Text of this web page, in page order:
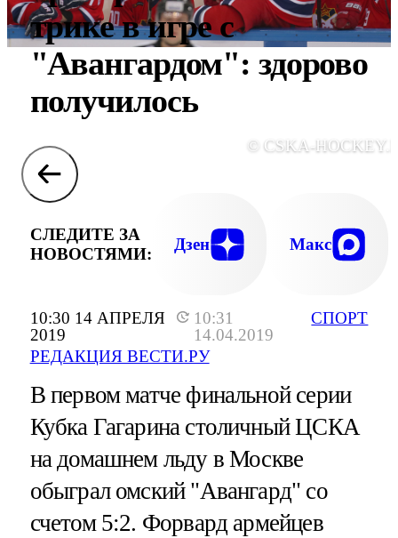
10:30 14 АПРЕЛЯ
2019
10:31
14.04.2019
РЕДАКЦИЯ ВЕСТИ.РУ
СПОРТ
трике в игре с
"Авангардом": здорово
получилось
© CSKA-
СЛЕДИТЕ ЗА
НОВОСТЯМИ:
Дзен Макс
В первом матче финальной серии
Кубка Гагарина столичный ЦСКА
на домашнем льду в Москве
обыграл омский "Авангард" со
счетом 5:2. Форвард армейцев